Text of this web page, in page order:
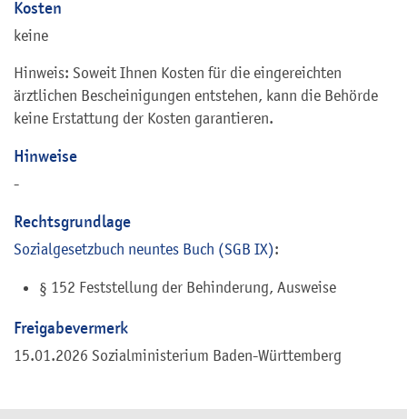
Kosten
keine
Hinweis: Soweit Ihnen Kosten für die eingereichten
ärztlichen Bescheinigungen entstehen, kann die Behörde
keine Erstattung der Kosten garantieren.
Hinweise
-
Rechtsgrundlage
Sozialgesetzbuch neuntes Buch (SGB IX):
§ 152 Feststellung der Behinderung, Ausweise
Freigabevermerk
15.01.2026 Sozialministerium Baden-Württemberg